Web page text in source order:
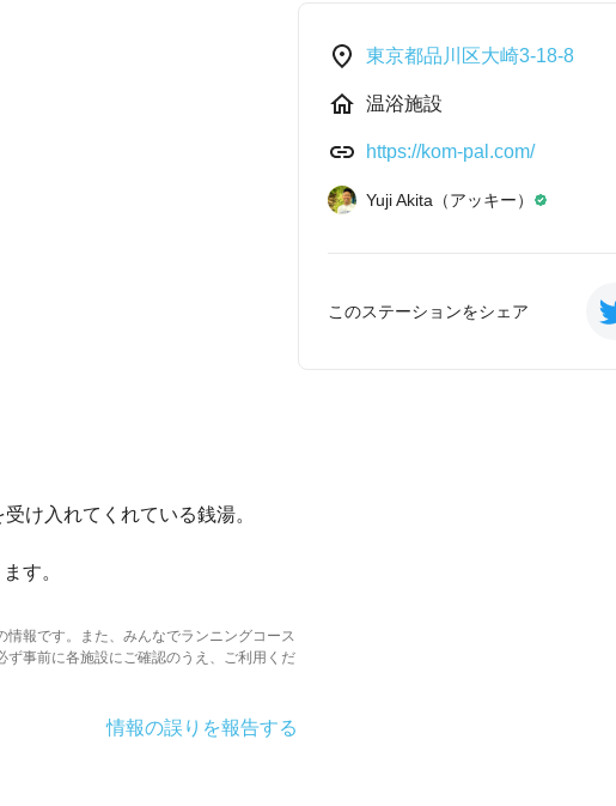
け入れてくれている銭湯。
す。
報です。また、みんなでランニングコース
事前に各施設にご確認のうえ、ご利用くだ
情報の誤りを報告する
東京都品川区大崎3-18-8
温浴施設
https://kom-pal.com/
Yuji Akita（アッキー）
このステーションをシェア